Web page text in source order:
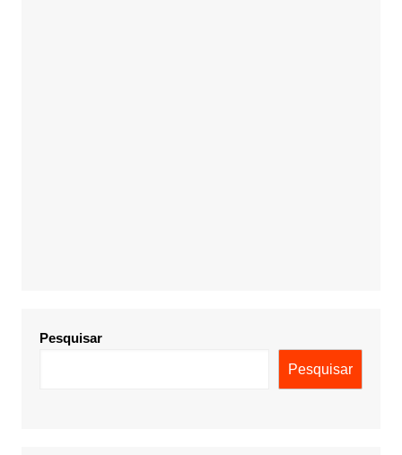
Pesquisar
Pesquisar